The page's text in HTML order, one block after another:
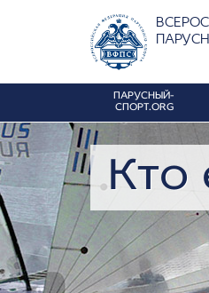
ПАРУСНЫЙ-
СПОРТ.ORG
Кто